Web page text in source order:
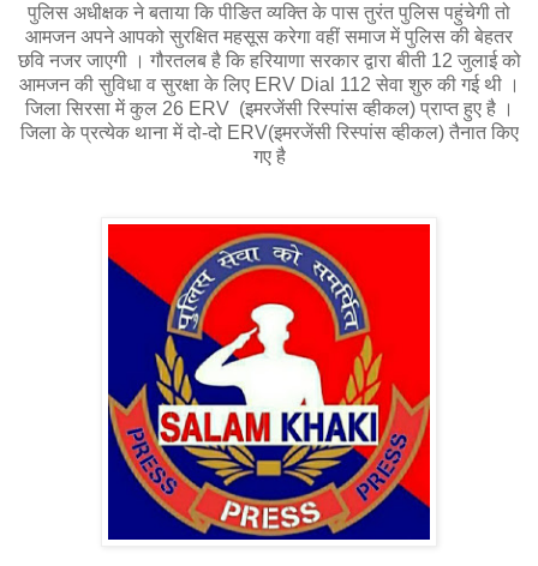
पुलिस अधीक्षक ने बताया कि पीङित व्यक्ति के पास तुरंत पुलिस पहुंचेगी तो
आमजन अपने आपको सुरक्षित महसूस करेगा वहीं समाज में पुलिस की बेहतर
छवि नजर जाएगी । गौरतलब है कि हरियाणा सरकार द्वारा बीती 12 जुलाई को
आमजन की सुविधा व सुरक्षा के लिए ERV Dial 112 सेवा शुरु की गई थी ।
जिला सिरसा में कुल 26 ERV (इमरजेंसी रिस्पांस व्हीकल) प्राप्त हुए है ।
जिला के प्रत्येक थाना में दो-दो ERV(इमरजेंसी रिस्पांस व्हीकल) तैनात किए
गए है